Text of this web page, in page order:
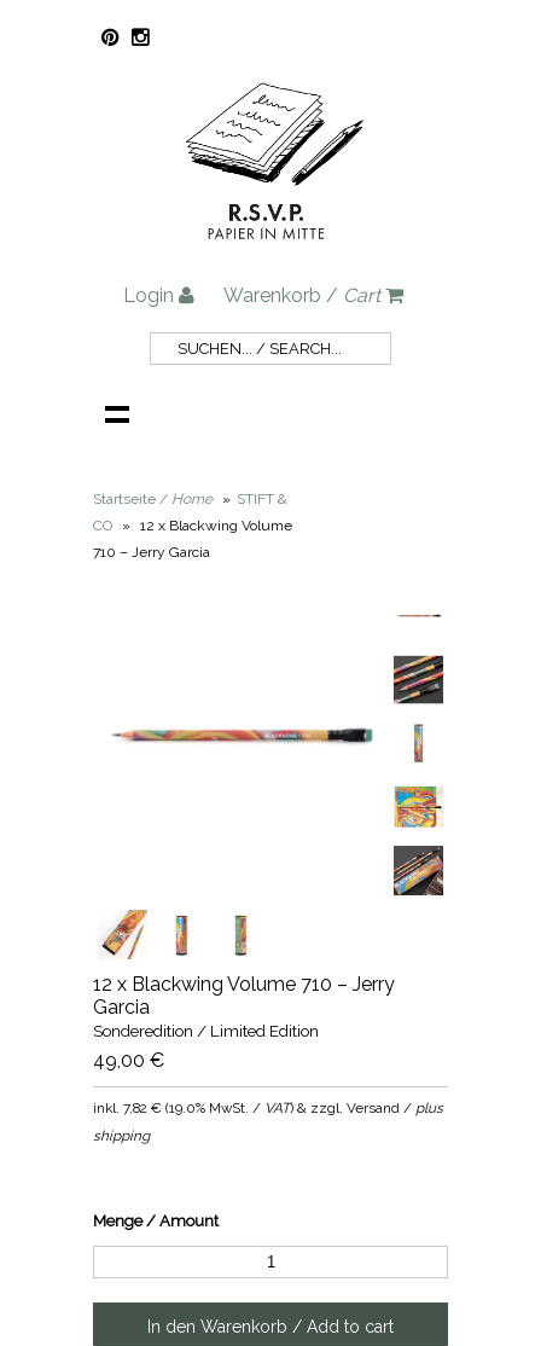
Login Warenkorb / Cart
Startseite / Home » STIFT &
CO
» 12 x Blackwing Volume
710 – Jerry Garcia
12 x Blackwing Volume 710 – Jerry
Garcia
Sonderedition / Limited Edition
49,00 €
inkl.7,82 € (19.0% MwSt. / VAT) & zzgl. Versand / plus
shipping
Menge / Amount